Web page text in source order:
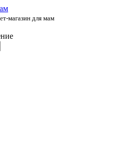
магазин для мам